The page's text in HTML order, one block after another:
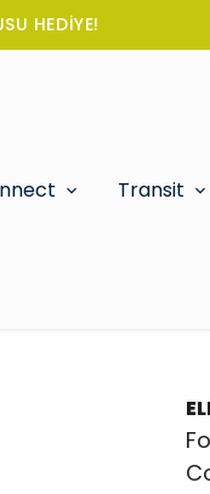
HEDİYE!
Transit